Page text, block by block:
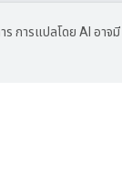
ร การแปลโดย AI อาจมี